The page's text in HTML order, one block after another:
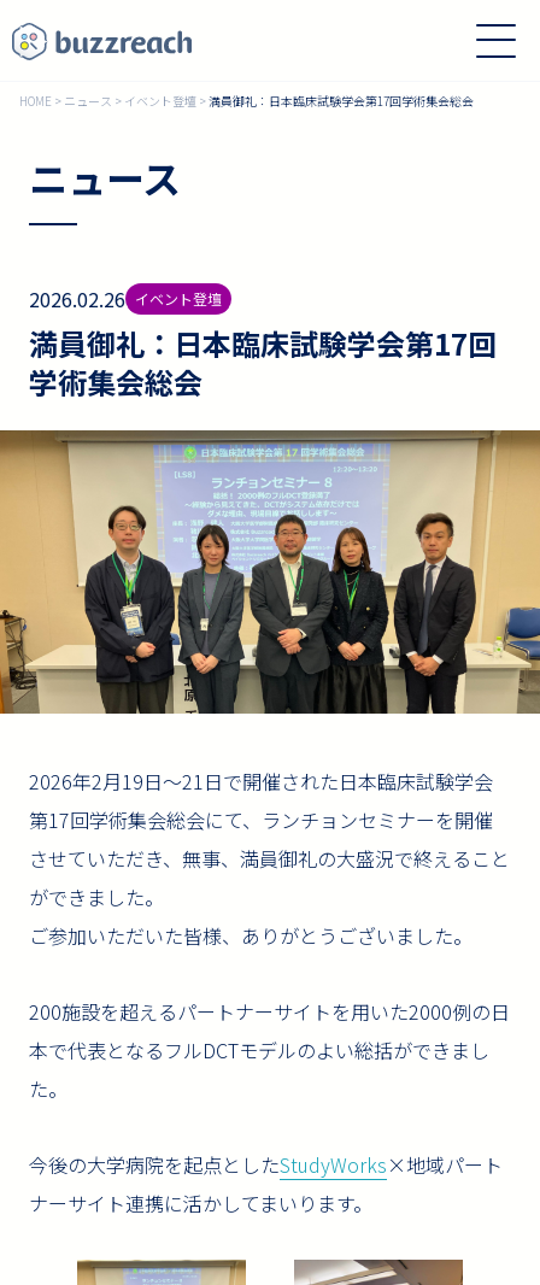
HOME > ニュース > イベント登壇 >満員御礼：日本臨床試験学会第17回学術集会総会
ニュース
2026.02.26 イベント登壇
満員御礼：日本臨床試験学会第17回
学術集会総会
2026年2月19日〜21日で開催された日本臨床試験学会
第17回学術集会総会にて、ランチョンセミナーを開催
させていただき、無事、満員御礼の大盛況で終えること
ができました。
ご参加いただいた皆様、ありがとうございました。
200施設を超えるパートナーサイトを用いた2000例の日
本で代表となるフルDCTモデルのよい総括ができまし
た。
今後の大学病院を起点としたStudyWorks×地域パート
ナーサイト連携に活かしてまいります。